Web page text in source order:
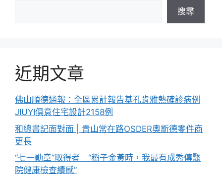
搜尋
近期文章
佛山順德通報：全區累計報告基孔肯雅熱確診病例
JIUYI俱意住宅設計2158例
和總書記面對面 | 青山常在路OSDER奧斯德零件商
更長
“七一勛章”取得者｜“稻子金黃時，我最有成秀傳醫
院健康檢查績感”